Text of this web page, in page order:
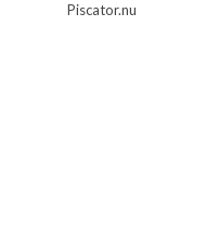
Piscator.nu